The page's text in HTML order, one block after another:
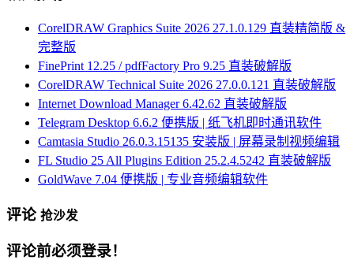
CorelDRAW Graphics Suite 2026 27.1.0.129 直装精简版 &
完整版
FinePrint 12.25 / pdfFactory Pro 9.25 直装破解版
CorelDRAW Technical Suite 2026 27.0.0.121 直装破解版
Internet Download Manager 6.42.62 直装破解版
Telegram Desktop 6.6.2 便携版 | 纸飞机即时通讯软件
Camtasia Studio 26.0.3.15135 安装版 | 屏幕录制视频编辑
FL Studio 25 All Plugins Edition 25.2.4.5242 直装破解版
GoldWave 7.04 便携版 | 专业音频编辑软件
评论 抢沙发
评论前必须登录！